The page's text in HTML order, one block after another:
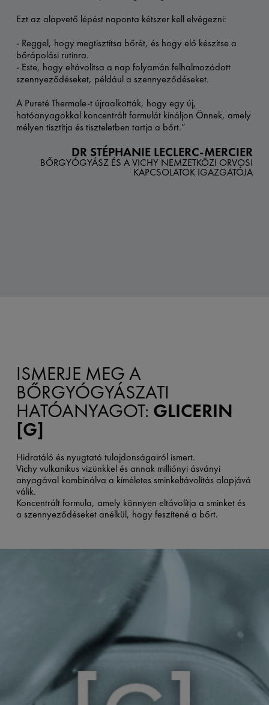
Ezt az alapvető lépést naponta kétszer kell elvégezni: ​
- Reggel, hogy megtisztítsa bőrét, és hogy elő készítse a
bőrápolási rutinra.​
- Este, hogy eltávolítsa a nap folyamán felhalmozódott
szennyeződéseket, például a szennyeződéseket.
A Pureté Thermale-t újraalkották, hogy egy új,
hatóanyagokkal koncentrált formulát kínáljon Önnek, amely
mélyen tisztítja és tiszteletben tartja a bőrt.”
DR STÉPHANIE LECLERC-MERCIER​
BŐRGYÓGYÁSZ ÉS A VICHY NEMZETKÖZI ORVOSI
KAPCSOLATOK IGAZGATÓJA
ISMERJE MEG A
BŐRGYÓGYÁSZATI
HATÓANYAGOT: GLICERIN
[G]
Hidratáló és nyugtató tulajdonságairól ismert.
Vichy vulkanikus vizünkkel és annak milliónyi ásványi
anyagával kombinálva a kíméletes sminkeltávolítás alapjává
válik.
Koncentrált formula, amely könnyen eltávolítja a sminket és
a szennyeződéseket anélkül, hogy feszítené a bőrt.